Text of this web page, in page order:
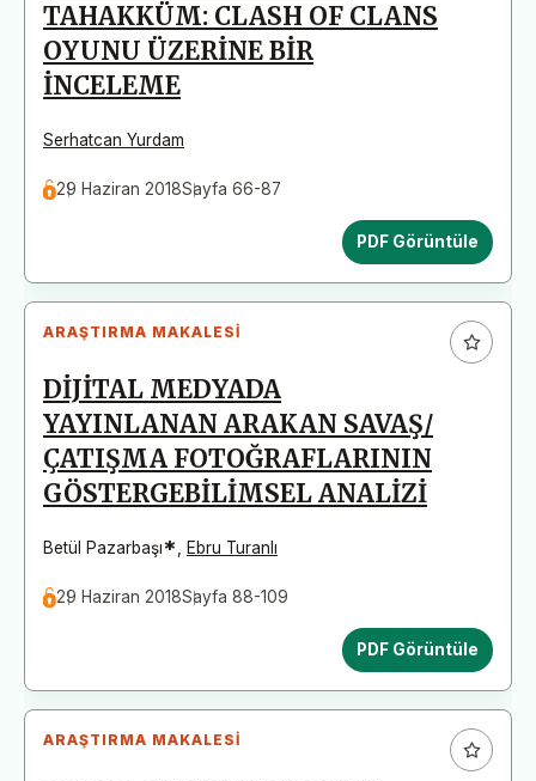
TAHAKKÜM: CLASH OF CLANS
OYUNU ÜZERİNE BİR
İNCELEME
Serhatcan Yurdam
29 Haziran 2018Sayfa 66-87
PDF Görüntüle
ARAŞTIRMA MAKALESI
DİJİTAL MEDYADA
YAYINLANAN ARAKAN SAVAŞ/
ÇATIŞMA FOTOĞRAFLARININ
GÖSTERGEBİLİMSEL ANALİZİ
Betül Pazarbaşı* Ebru Turanlı
29 Haziran 2018Sayfa 88-109
PDF Görüntüle
ARAŞTIRMA MAKALESI